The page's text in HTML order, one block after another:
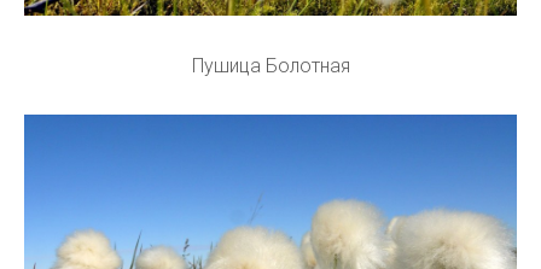
Пушица Болотная